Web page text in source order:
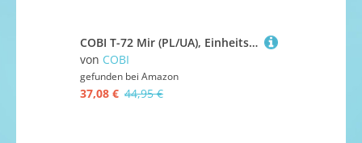
COBI T-72 Mir (PL/UA), Einheitsgröße, Camo
von COBI
gefunden bei Amazon
37,08 € 44,95 €